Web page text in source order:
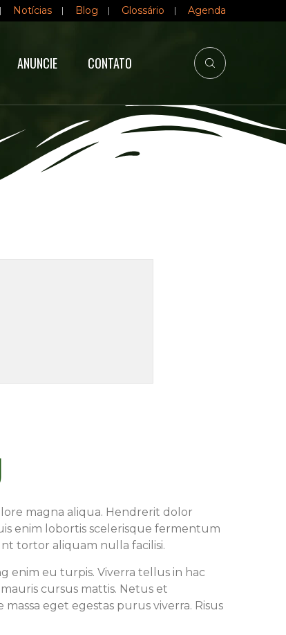
Notícias Blog Glossário Agenda
ANUNCIE CONTATO
magna aliqua. Hendrerit dolor
enim lobortis scelerisque fermentum
tortor aliquam nulla facilisi.
enim eu turpis. Viverra tellus in hac
cursus mattis. Netus et
eget egestas purus viverra. Risus